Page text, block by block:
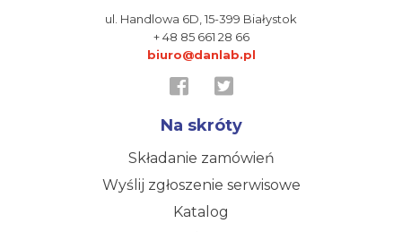
ul. Handlowa 6D, 15-399 Białystok
+ 48 85 661 28 66
biuro@danlab.pl
Na skróty
Składanie zamówień
Wyślij zgłoszenie serwisowe
Katalog